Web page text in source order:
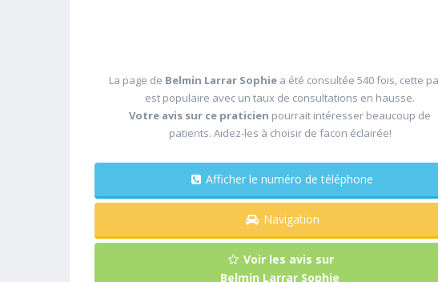
La page de Belmin Larrar Sophie a été consultée 540 fois, cette
est populaire avec un taux de consultations en hausse.
Votre avis sur ce praticien pourrait intéresser beaucoup de
patients. Aidez-les à choisir de facon éclairée!
Afficher le numéro de téléphone
Navigation
Voir les avis sur
Belmin Larrar Sophie